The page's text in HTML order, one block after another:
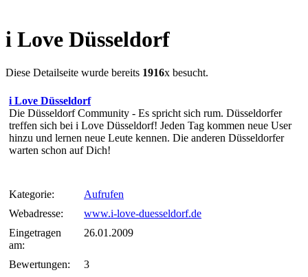
i Love Düsseldorf
Diese Detailseite wurde bereits 1916x besucht.
i Love Düsseldorf
Die Düsseldorf Community - Es spricht sich rum. Düsseldorfer
treffen sich bei i Love Düsseldorf! Jeden Tag kommen neue User
hinzu und lernen neue Leute kennen. Die anderen Düsseldorfer
warten schon auf Dich!
Kategorie:
Aufrufen
Webadresse:
www.i-love-duesseldorf.de
Eingetragen
am:
26.01.2009
Bewertungen:
3